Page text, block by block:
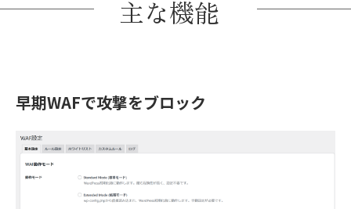
主な機能
早期WAFで攻撃をブロック